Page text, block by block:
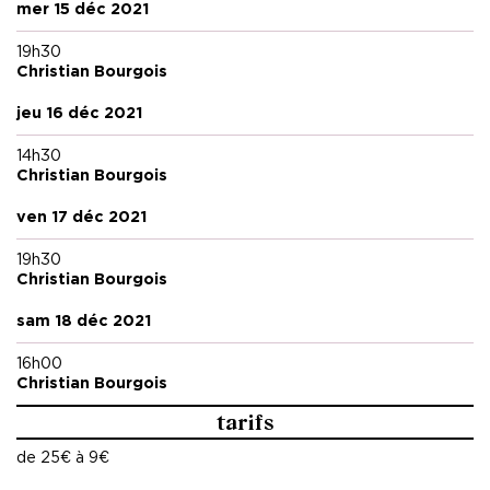
mer 15 déc 2021
19h30
Christian Bourgois
jeu 16 déc 2021
14h30
Christian Bourgois
ven 17 déc 2021
19h30
Christian Bourgois
sam 18 déc 2021
16h00
Christian Bourgois
tarifs
de 25€ à 9€